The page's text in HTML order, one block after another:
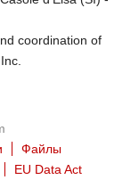
coordination of
Файлы
EU Data Act